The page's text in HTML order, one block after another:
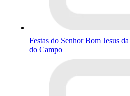
Festas do Senhor Bom Jesus
do Campo